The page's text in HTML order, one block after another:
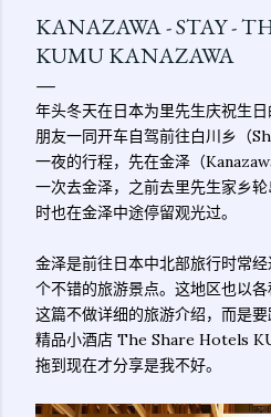
KANAZAWA - STAY -
KUMU KANAZAWA
年头冬天在日本为里先生庆祝生
朋友一同开车自驾前往白川乡（
一夜的行程，先在金泽（
一次去金泽，之前去里先生家乡
时也在金泽中途停留观光过。
金泽是前往日本中北部旅行时常
个不错的旅游景点。这地区也以
这篇不做详细的旅游介绍，而是
精品小酒店 The Share Hotels
拖到现在才分享是我不好。